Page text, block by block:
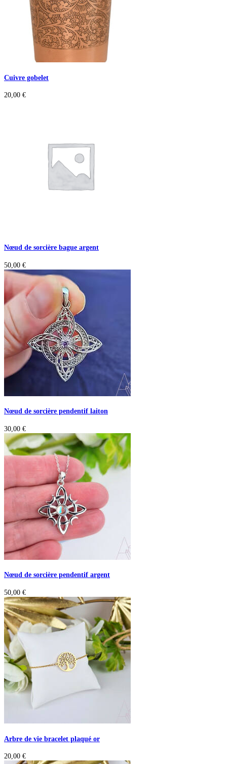
Cuivre gobelet
20,00 €
Nœud de sorcière bague argent
50,00 €
Nœud de sorcière pendentif laiton
30,00 €
Nœud de sorcière pendentif argent
50,00 €
Arbre de vie bracelet plaqué or
20,00 €